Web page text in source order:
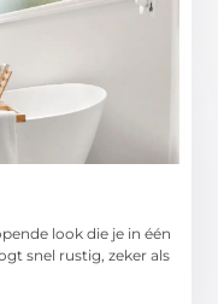
look die je in één
snel rustig, zeker als